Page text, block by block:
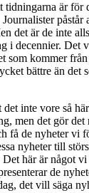
tidningarna är för
påstår
det är de inte
i decennier. Det
som kommer
bättre än det
inte vore så
men det gör
få de nyheter vi
nyheter till
här är något
de
det vill säga